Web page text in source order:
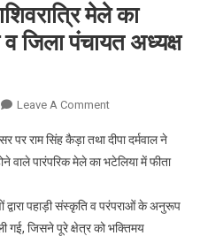
मेले का
जिला पंचायत अध्यक्ष
Leave A CommentOn
कैलाश
मंदिर
महाशिवरात्रि
मेले
पर राम सिंह कैड़ा तथा दीपा दर्मवाल ने
वाले पारंपरिक मेले का भटेलिया में फीता
द्वारा पहाड़ी संस्कृति व परंपराओं के अनुरूप
गई, जिसने पूरे क्षेत्र को भक्तिमय